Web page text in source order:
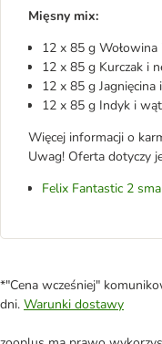
Mięsny mix:
12 x 85 g
12 x 85 g Kurczak i
12 x 85 g Jagnięcina
12 x 85 g Indyk i
Więcej informacji o
Uwag! Oferta dotyczy
Felix Fantastic 2
*"Cena wcześniej"
dni. Warunki dostawy